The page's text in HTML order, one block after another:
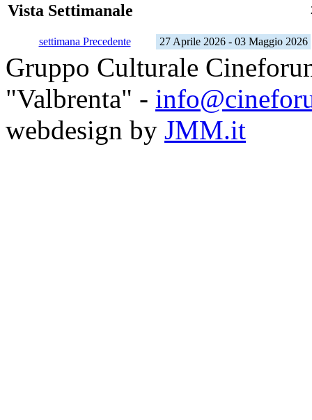
Vista Settimanale
settimana Precedente 27 Aprile 2026 - 03 Maggio 2026
Gruppo Culturale
"Valbrenta" -
webdesign by JMM.it